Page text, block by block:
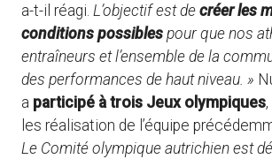
a-t-il réagi. L’objectif est de créer les
conditions possibles pour que nos
entraîneurs et l’ensemble de la
des performances de haut niveau. »
a participé à trois Jeux olympiques
les réalisation de l’équipe
Le Comité olympique autrichien est